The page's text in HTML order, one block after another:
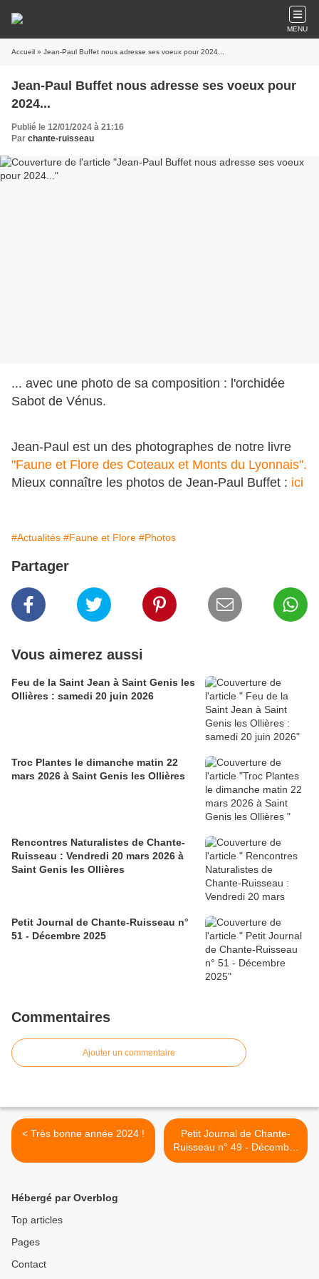
MENU
Accueil » Jean-Paul Buffet nous adresse ses voeux pour 2024...
Jean-Paul Buffet nous adresse ses voeux pour
2024...
Publié le 12/01/2024 à 21:16
Par chante-ruisseau
... avec une photo de sa composition : l'orchidée
Sabot de Vénus.
Jean-Paul est un des photographes de notre livre
"Faune et Flore des Coteaux et Monts du Lyonnais".
Mieux connaître les photos de Jean-Paul Buffet : ici
#Actualités #Faune et Flore #Photos
Partager
Vous aimerez aussi
Feu de la Saint Jean à Saint Genis les
Ollières : samedi 20 juin 2026
Troc Plantes le dimanche matin 22
mars 2026 à Saint Genis les Ollières
Rencontres Naturalistes de Chante-
Ruisseau : Vendredi 20 mars 2026 à
Saint Genis les Ollières
Petit Journal de Chante-Ruisseau n°
51 - Décembre 2025
Commentaires
Ajouter un commentaire
< Très bonne année 2024 !
Petit Journal de Chante-
Ruisseau n° 49 - Décembre
2023 >
Hébergé par Overblog
Top articles
Pages
Contact